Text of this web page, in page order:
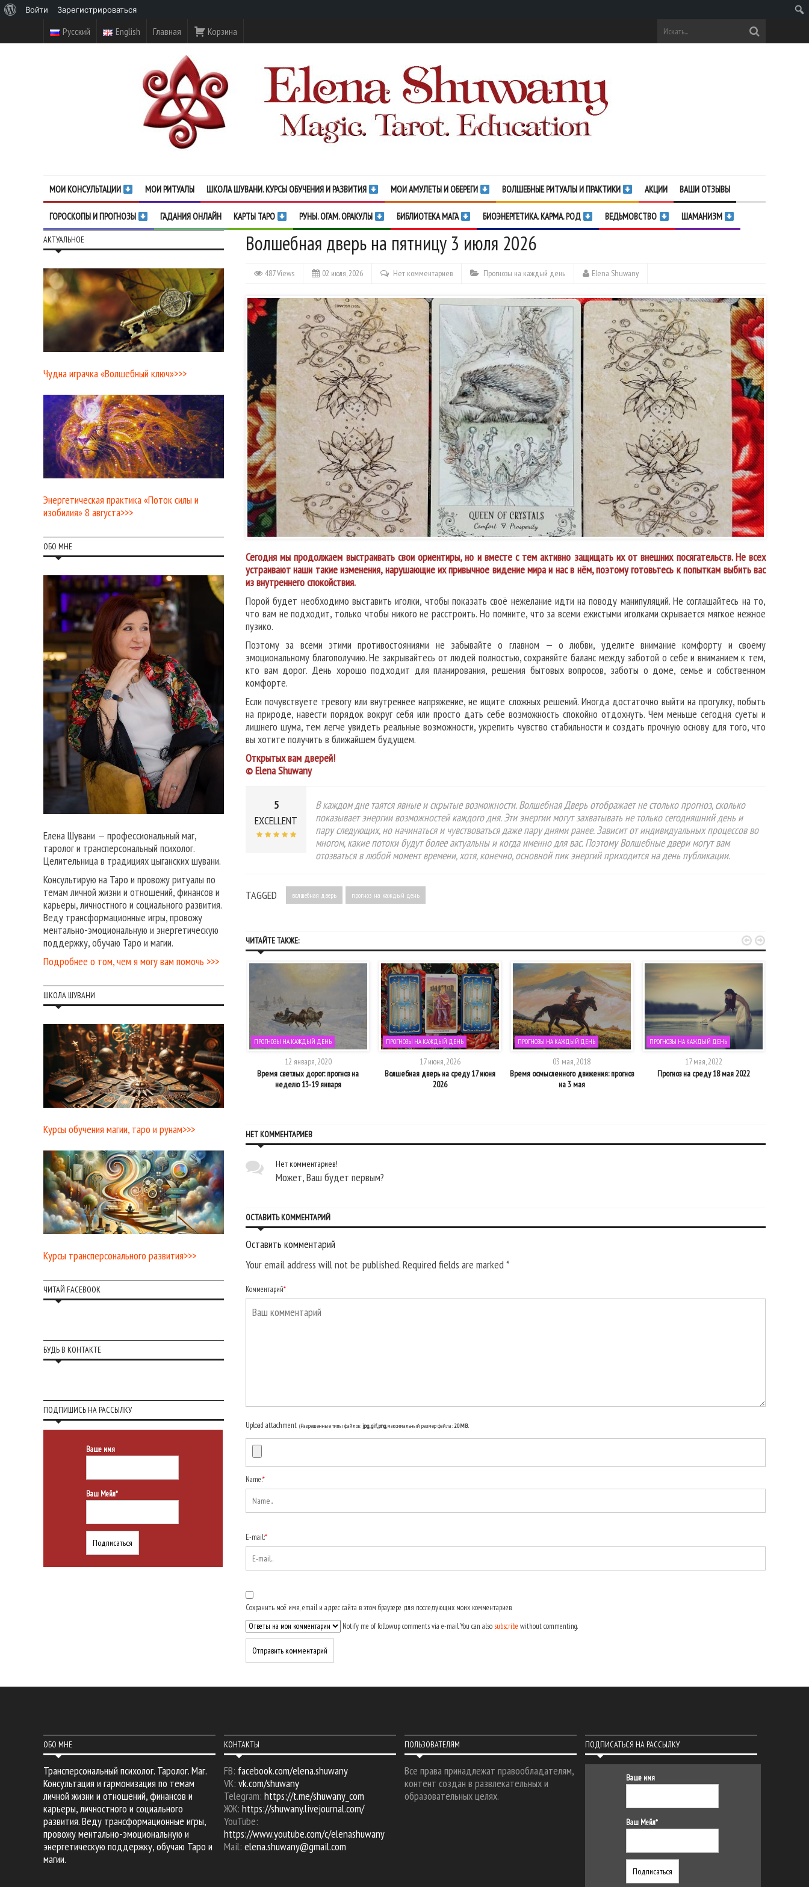
Русский English Главная Корзина
МОИ КОНСУЛЬТАЦИИ МОИ РИТУАЛЫ ШКОЛА ШУВАНИ. КУРСЫ ОБУЧЕНИЯ И РАЗВИТИЯ МОИ АМУЛЕТЫ И ОБЕРЕГИ ВОЛШЕБНЫЕ РИТУАЛЫ И ПРАКТИКИ АКЦИИ ВАШИ ОТЗЫВЫ
ГОРОСКОПЫ И ПРОГНОЗЫ ГАДАНИЯ ОНЛАЙН КАРТЫ ТАРО РУНЫ. ОГАМ. ОРАКУЛЫ БИБЛИОТЕКА МАГА БИОЭНЕРГЕТИКА. КАРМА. РОД ВЕДЬМОВСТВО ШАМАНИЗМ
Волшебная дверь на пятницу 3 июля 2026
487 Views 02 июля, 2026 Нет комментариев Прогнозы на каждый день Elena Shuwany
Сегодня мы продолжаем выстраивать свои ориентиры, но и вместе с тем активно защищать их от внешних посягательств. Не всех
устраивают наши такие изменения, нарушающие их привычное видение мира и нас в нём, поэтому готовьтесь к попыткам выбить вас
из внутреннего спокойствия.
Порой будет необходимо выставить иголки, чтобы показать своё нежелание идти на поводу манипуляций. Не соглашайтесь на то,
что вам не подходит, только чтобы никого не расстроить. Но помните, что за всеми ежистыми иголками скрывается мягкое нежное
пузико.
Поэтому за всеми этими противостояниями не забывайте о главном — о любви, уделите внимание комфорту и своему
эмоциональному благополучию. Не закрывайтесь от людей полностью, сохраняйте баланс между заботой о себе и вниманием к тем,
кто вам дорог. День хорошо подходит для планирования, решения бытовых вопросов, заботы о доме, семье и собственном
комфорте.
Если почувствуете тревогу или внутреннее напряжение, не ищите сложных решений. Иногда достаточно выйти на прогулку, побыть
на природе, навести порядок вокруг себя или просто дать себе возможность спокойно отдохнуть. Чем меньше сегодня суеты и
лишнего шума, тем легче увидеть реальные возможности, укрепить чувство стабильности и создать прочную основу для того, что
вы хотите получить в ближайшем будущем.
Открытых вам дверей!
© Elena Shuwany
5
EXCELLENT
В каждом дне таятся явные и скрытые возможности. Волшебная Дверь отображает не столько прогноз, сколько
показывает энергии возможностей каждого дня. Эти энергии могут захватывать не только сегодняшний день и
пару следующих, но начинаться и чувствоваться даже пару днями ранее. Зависит от индивидуальных процессов во
многом, какие потоки будут более актуальны и когда именно для вас. Поэтому Волшебные двери могут вам
отозваться в любой момент времени, хотя, конечно, основной пик энергий приходится на день публикации.
TAGGED волшебная дверь прогноз на каждый день
ЧИТАЙТЕ ТАКЖЕ:
НА КАЖДЫЙ ДЕНЬ
05 августа, 2017
очищения: прогноз на выходные
Полнолунием и Лунным
затмением
ПРОГНОЗЫ НА КАЖДЫЙ ДЕНЬ
13 июля, 2020
Делай, что должен, и будь, что будет:
прогноз на неделю 13-19 июля
ПРОГНОЗЫ НА КАЖДЫЙ ДЕНЬ
12 января, 2020
Время светлых дорог: прогноз на
неделю 13-19 января
ПРОГНОЗЫ НА КАЖДЫЙ ДЕНЬ
17 июня, 2026
Волшебная дверь на среду 17 июня
2026
ПРОГНОЗЫ НА КАЖДЫЙ ДЕНЬ
03 мая, 2018
Время осмысленного движения: прогноз
на 3 мая
ПРОГНОЗЫ НА КАЖДЫЙ ДЕНЬ
17 мая, 2022
Прогноз на среду 18 мая 2022
 
НЕТ КОММЕНТАРИЕВ
Нет комментариев!
Может, Ваш будет первым?
ОСТАВИТЬ КОММЕНТАРИЙ
Оставить комментарий
Your email address will not be published. Required fields are marked*
Комментарий*
Upload attachment (Разрешенные типы файлов:jpg, gif, png, максимальный размер файла:20MB.
Name:*
E-mail:*
Сохранить моё имя, email и адрес сайта в этом браузере для последующих моих комментариев.
Notify me of followup comments via e-mail. You can also subscribe without commenting.
АКТУАЛЬНОЕ
Чудна играчка «Волшебный ключ»>>>
Энергетическая практика «Поток силы и
изобилия» 8 августа>>>
ОБО МНЕ
Елена Шувани — профессиональный маг,
таролог и трансперсональный психолог.
Целительница в традициях цыганских шувани.
Консультирую на Таро и провожу ритуалы по
темам личной жизни и отношений, финансов и
карьеры, личностного и социального развития.
Веду трансформационные игры, провожу
ментально-эмоциональную и энергетическую
поддержку, обучаю Таро и магии.
Подробнее о том, чем я могу вам помочь >>>
ШКОЛА ШУВАНИ
Курсы обучения магии, таро и рунам>>>
Курсы трансперсонального развития>>>
ЧИТАЙ FACEBOOK
БУДЬ В КОНТАКТЕ
ПОДПИШИСЬ НА РАССЫЛКУ
Ваше имя
Ваш Мейл*
ОБО МНЕ
Трансперсональный психолог. Таролог. Маг.
Консультация и гармонизация по темам
личной жизни и отношений, финансов и
карьеры, личностного и социального
развития. Веду трансформационные игры,
провожу ментально-эмоциональную и
энергетическую поддержку, обучаю Таро и
магии.
КОНТАКТЫ
FB: facebook.com/elena.shuwany
VK: vk.com/shuwany
Telegram: https://t.me/shuwany_com
ЖЖ: https://shuwany.livejournal.com/
YouTube:
https://www.youtube.com/c/elenashuwany
Mail: elena.shuwany@gmail.com
ПОЛЬЗОВАТЕЛЯМ
Все права принадлежат правообладателям,
контент создан в развлекательных и
образовательных целях.
ПОДПИСАТЬСЯ НА РАССЫЛКУ
Ваше имя
Ваш Мейл*
WordPress
Войти Зарегистрироваться